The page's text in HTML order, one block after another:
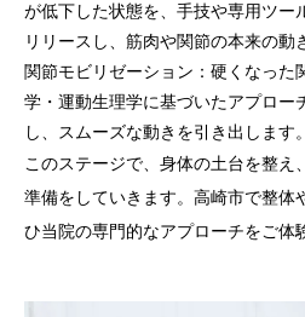
が低下した状態を、手技や専用ツー
リリースし、筋肉や関節の本来の動
関節モビリゼーション： 硬くなった
学・運動生理学に基づいたアプロー
し、スムーズな動きを引き出します。
このステージで、 身体の土台を整え
準備をしていきます。高崎市で整体
ひ当院の専門的なアプローチをご体